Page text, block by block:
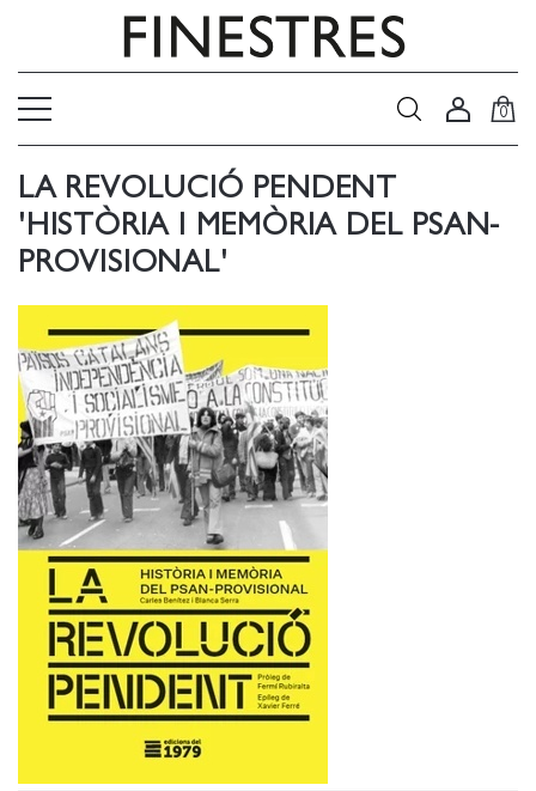
0
LA REVOLUCIÓ PENDENT
'HISTÒRIA I MEMÒRIA DEL PSAN-
PROVISIONAL'